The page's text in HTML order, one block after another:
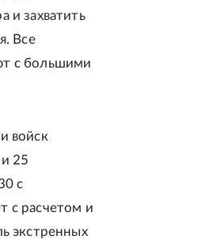
и захватить
Все
с большими
войск
25
с
с расчетом и
экстренных